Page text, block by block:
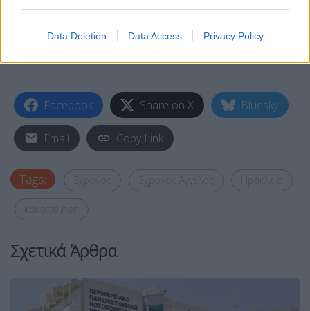
Data Deletion Data Access Privacy Policy
Facebook Share on X Bluesky
Email Copy Link
Tags:
Σχετικά Άρθρα